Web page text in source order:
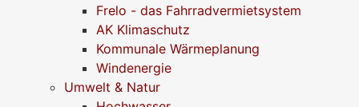
Frelo - das Fahrradvermietsystem
AK Klimaschutz
Kommunale Wärmeplanung
Windenergie
Umwelt & Natur